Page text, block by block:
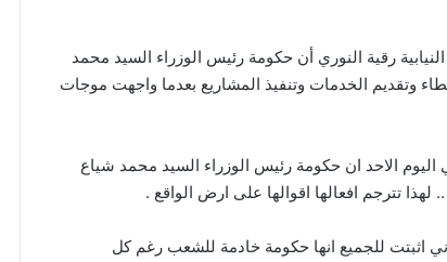
رقية النوري أن حكومة رئيس الوزراء السيد محمد
وتقديم الخدمات وتنفيذ المشاريع بعدما واجهت موجات
الاحد ان حكومة رئيس الوزراء السيد محمد شياع
تترجم افعالها اقوالها على ارض الواقع .
اثبتت للجميع انها حكومة خادمة للشعب رغم كل